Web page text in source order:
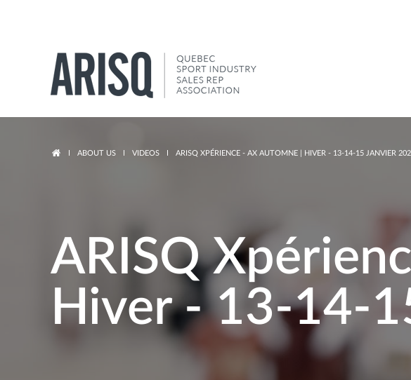
ABOUT US VIDEOS ARISQ XPÉRIENCE - AX AUTOMNE | HIVER - 13-14-15 JANVIER
ARISQ
Hiver - 13-14-